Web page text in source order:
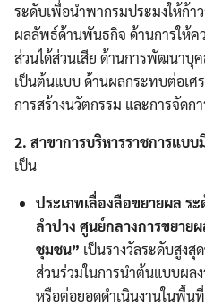
ระดับเพื่อนำพากรมประมงให้ก้า
ผลลัพธ์ด้านพันธกิจ ด้านการให้
ส่วนได้ส่วนเสีย ด้านการพัฒนาบุ
เป็นต้นแบบ ด้านผลกระทบต่อเ
การสร้างนวัตกรรม และการจัดก
2. สาขาการบริหารราชการแบบ
เป็น
ประเภทเลื่องลือขยายผล ร
ลำปาง ศูนย์กลางการขยา
ชุมชน” เป็นรางวัลระดับสูง
ส่วนร่วมในการนำต้นแบบผล
หรือต่อยอดดำเนินงานในพื้น